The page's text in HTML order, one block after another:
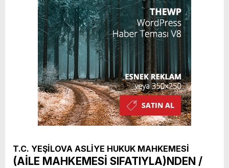
T.C. YEŞİLOVA ASLİYE HUKUK MAHKEMESİ
(AİLE MAHKEMESİ SIFATIYLA)NDEN /